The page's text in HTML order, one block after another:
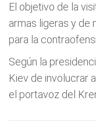
El objetivo de la
armas ligeras y de
para la
Según la
Kiev de involucrar
el portavoz del